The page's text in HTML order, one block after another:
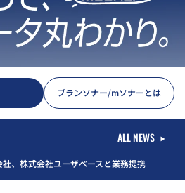
プランソナー/mソナーとは
、株式会社ユーザベースと業務提携
ALL NEWS